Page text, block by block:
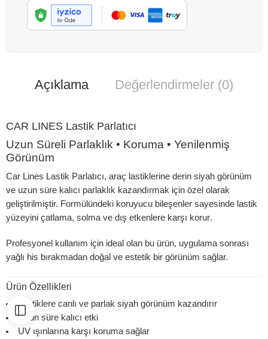
Açıklama Değerlendirmeler (0)
CAR LINES Lastik Parlatıcı
Uzun Süreli Parlaklık • Koruma • Yenilenmiş
Görünüm
Car Lines Lastik Parlatıcı, araç lastiklerine derin siyah görünüm
ve uzun süre kalıcı parlaklık kazandırmak için özel olarak
geliştirilmiştir. Formülündeki koruyucu bileşenler sayesinde lastik
yüzeyini çatlama, solma ve dış etkenlere karşı korur.
Profesyonel kullanım için ideal olan bu ürün, uygulama sonrası
yağlı his bırakmadan doğal ve estetik bir görünüm sağlar.
Ürün Özellikleri
Lastiklere canlı ve parlak siyah görünüm kazandırır
Uzun süre kalıcı etki
UV ışınlarına karşı koruma sağlar